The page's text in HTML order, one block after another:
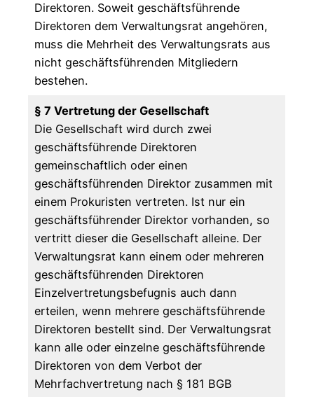
Direktoren. Soweit geschäftsführende
Direktoren dem Verwaltungsrat angehören,
muss die Mehrheit des Verwaltungsrats aus
nicht geschäftsführenden Mitgliedern
bestehen.
§ 7 Vertretung der Gesellschaft
Die Gesellschaft wird durch zwei
geschäftsführende Direktoren
gemeinschaftlich oder einen
geschäftsführenden Direktor zusammen mit
einem Prokuristen vertreten. Ist nur ein
geschäftsführender Direktor vorhanden, so
vertritt dieser die Gesellschaft alleine. Der
Verwaltungsrat kann einem oder mehreren
geschäftsführenden Direktoren
Einzelvertretungsbefugnis auch dann
erteilen, wenn mehrere geschäftsführende
Direktoren bestellt sind. Der Verwaltungsrat
kann alle oder einzelne geschäftsführende
Direktoren von dem Verbot der
Mehrfachvertretung nach § 181 BGB